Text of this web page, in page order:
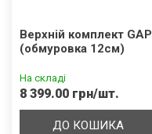
Верхній комплект GAP
(обмуровка 12см)
На складі
8 399.00 грн/шт.
ДО КОШИКА